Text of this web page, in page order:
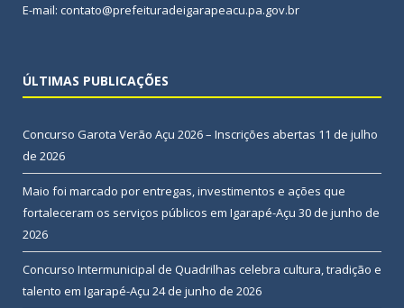
E-mail: contato@prefeituradeigarapeacu.pa.gov.br
ÚLTIMAS PUBLICAÇÕES
Concurso Garota Verão Açu 2026 – Inscrições abertas 11 de julho
de 2026
Maio foi marcado por entregas, investimentos e ações que
fortaleceram os serviços públicos em Igarapé-Açu 30 de junho de
2026
Concurso Intermunicipal de Quadrilhas celebra cultura, tradição e
talento em Igarapé-Açu 24 de junho de 2026